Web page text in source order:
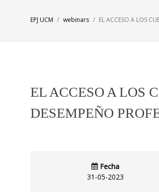
EPJ UCM webinars EL ACCESO A LOS
EL ACCESO A LOS
DESEMPEÑO
Fecha
31-05-2023